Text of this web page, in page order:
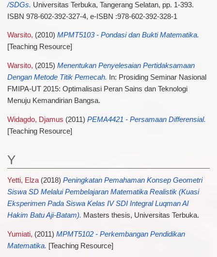
/SDGs. Universitas Terbuka, Tangerang Selatan, pp. 1-393.
ISBN 978-602-392-327-4, e-ISBN :978-602-392-328-1
Warsito, (2010) MPMT5103 - Pondasi dan Bukti Matematika.
[Teaching Resource]
Warsito, (2015) Menentukan Penyelesaian Pertidaksamaan
Dengan Metode Titik Pemecah. In: Prosiding Seminar Nasional
FMIPA-UT 2015: Optimalisasi Peran Sains dan Teknologi
Menuju Kemandirian Bangsa.
Widagdo, Djamus (2011) PEMA4421 - Persamaan Differensial.
[Teaching Resource]
Y
Yetti, Elza(2018) Peningkatan Pemahaman Konsep Geometri
Siswa SD Melalui Pembelajaran Matematika Realistik (Kuasi
Eksperimen Pada Siswa Kelas IV SDI Integral Luqman Al
Hakim Batu Aji-Batam). Masters thesis, Universitas Terbuka.
Yumiati, (2011) MPMT5102 - Perkembangan Pendidikan
Matematika. [Teaching Resource]